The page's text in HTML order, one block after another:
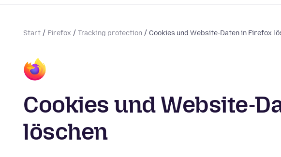
Start Firefox Tracking protection Cookies und Website-Daten in Firefox
Cookies und Website-
löschen